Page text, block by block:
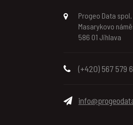
Progeo Data
Masarykovo
586 01 Jihlava
(+420) 567 579